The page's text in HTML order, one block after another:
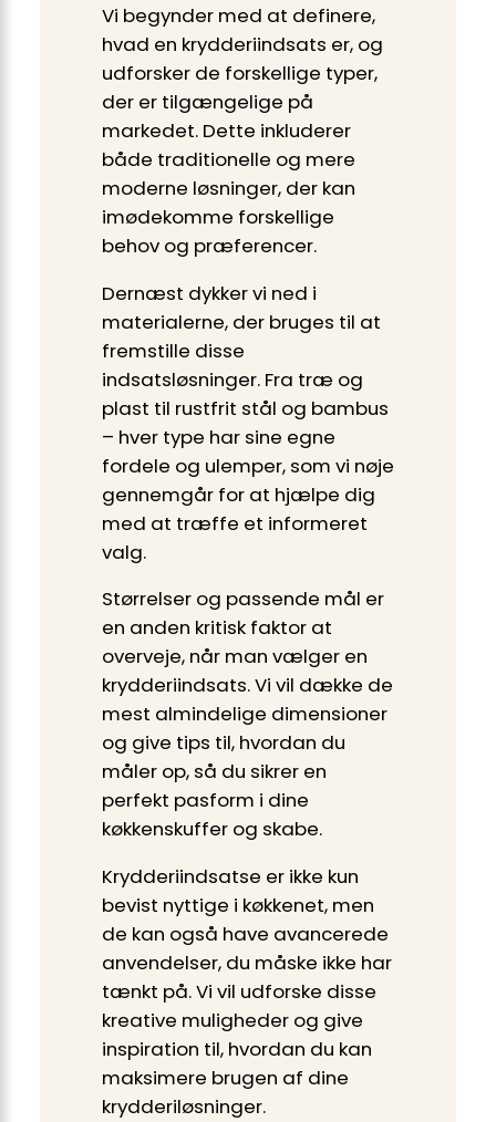
Vi begynder med at definere,
hvad en krydderiindsats er, og
udforsker de forskellige typer,
der er tilgængelige på
markedet. Dette inkluderer
både traditionelle og mere
moderne løsninger, der kan
imødekomme forskellige
behov og præferencer.
Dernæst dykker vi ned i
materialerne, der bruges til at
fremstille disse
indsatsløsninger. Fra træ og
plast til rustfrit stål og bambus
– hver type har sine egne
fordele og ulemper, som vi nøje
gennemgår for at hjælpe dig
med at træffe et informeret
valg.
Størrelser og passende mål er
en anden kritisk faktor at
overveje, når man vælger en
krydderiindsats. Vi vil dække de
mest almindelige dimensioner
og give tips til, hvordan du
måler op, så du sikrer en
perfekt pasform i dine
køkkenskuffer og skabe.
Krydderiindsatse er ikke kun
bevist nyttige i køkkenet, men
de kan også have avancerede
anvendelser, du måske ikke har
tænkt på. Vi vil udforske disse
kreative muligheder og give
inspiration til, hvordan du kan
maksimere brugen af dine
krydderiløsninger.